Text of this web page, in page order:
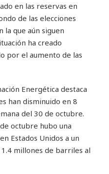
en las reservas en
de las elecciones
la que aún siguen
ha creado
por el aumento de las
Energética destaca
han disminuido en 8
del 30 de octubre.
octubre hubo una
Estados Unidos a un
millones de barriles al